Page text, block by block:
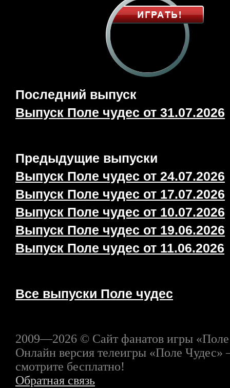
Последний выпуск
Выпуск Поле чудес от 31.07.2026
Предыдущие выпуски
Выпуск Поле чудес от 24.07.2026
Выпуск Поле чудес от 17.07.2026
Выпуск Поле чудес от 10.07.2026
Выпуск Поле чудес от 19.06.2026
Выпуск Поле чудес от 11.06.2026
Все выпуски Поле чудес
2009—2026 © Сайт фанатов игры
Онлайн версия телеигры «Поле Чудес»
смотрите бесплатно!
Обратная связь